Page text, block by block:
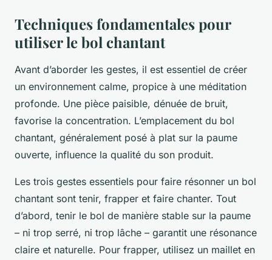
Techniques fondamentales pour
utiliser le bol chantant
Avant d’aborder les gestes, il est essentiel de créer
un environnement calme, propice à une méditation
profonde. Une pièce paisible, dénuée de bruit,
favorise la concentration. L’emplacement du bol
chantant, généralement posé à plat sur la paume
ouverte, influence la qualité du son produit.
Les trois gestes essentiels pour faire résonner un bol
chantant sont tenir, frapper et faire chanter. Tout
d’abord, tenir le bol de manière stable sur la paume
– ni trop serré, ni trop lâche – garantit une résonance
claire et naturelle. Pour frapper, utilisez un maillet en